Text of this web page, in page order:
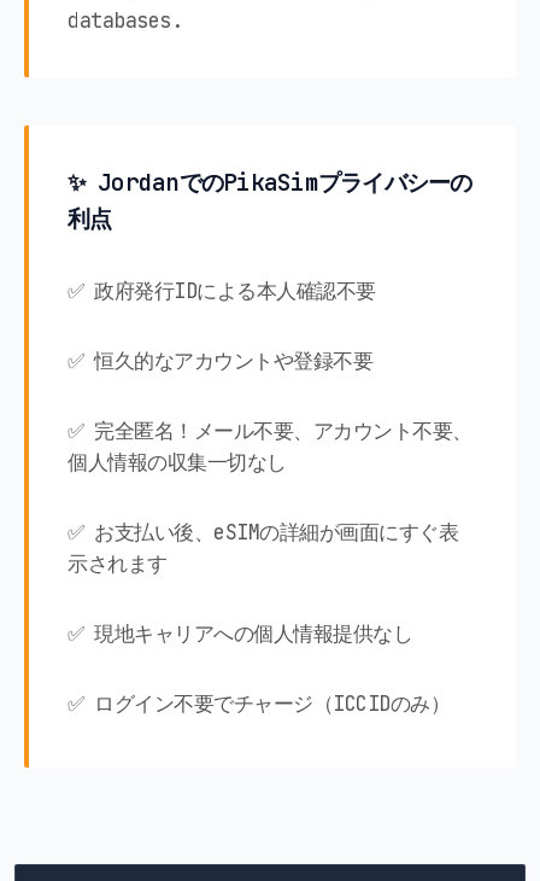
databases.
✨ JordanでのPikaSimプライバシーの
利点
✅ 政府発行IDによる本人確認不要
✅ 恒久的なアカウントや登録不要
✅ 完全匿名！メール不要、アカウント不要、
個人情報の収集一切なし
✅ お支払い後、eSIMの詳細が画面にすぐ表
示されます
✅ 現地キャリアへの個人情報提供なし
✅ ログイン不要でチャージ（ICCIDのみ）